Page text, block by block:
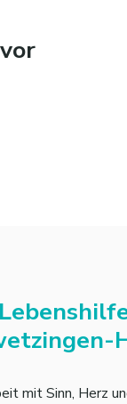
vor
mit Sinn, Herz